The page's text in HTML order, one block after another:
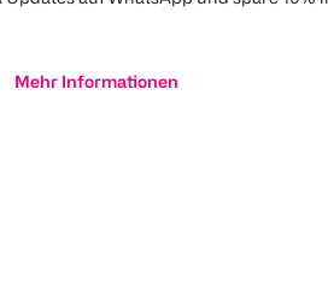
Mehr Informationen